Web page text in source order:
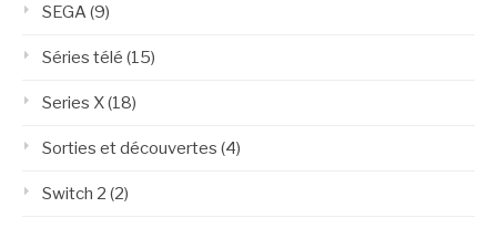
SEGA(9)
Séries télé (15)
Series X(18)
Sorties et découvertes (4)
Switch 2 (2)